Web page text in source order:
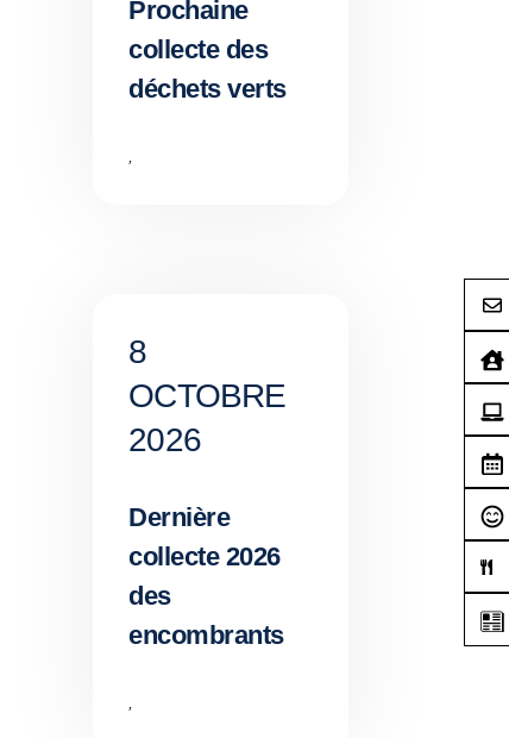
Prochaine
collecte des
déchets verts
8
OCTOBRE
2026
Dernière
collecte 2026
des
encombrants